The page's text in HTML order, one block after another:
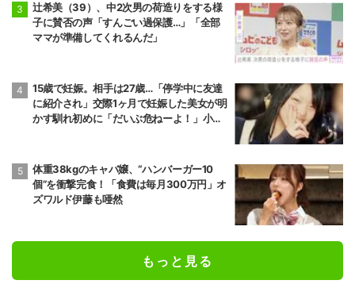
辻希美（39）、中2次男の荷造りをする様
子に賛否の声「すんごい過保護…」「全部
ママが準備してくれるんだ」
15歳で妊娠。相手は27歳…「停学中に友達
に紹介され」交際1ヶ月で妊娠した美女が明
かす馴れ初めに「だいぶ危ねーよ！」小森
体重38kgのキャバ嬢、“ハンバーガー10
個”を衝撃完食！「食費は毎月300万円」オ
ズワルド伊藤も唖然
もっと見る